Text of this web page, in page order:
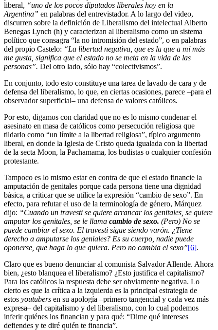
liberal, “uno de los pocos diputados liberales hoy en la
Argentina” en palabras del entrevistador. A lo largo del video,
discurren sobre la definición de Liberalismo del intelectual Alberto
Benegas Lynch (h) y caracterizan al liberalismo como un sistema
político que consagra “la no intromisión del estado”, o en palabras
del propio Castelo: “La libertad negativa, que es la que a mí más
me gusta, significa que el estado no se meta en la vida de las
personas”. Del otro lado, sólo hay “colectivismos”.
En conjunto, todo esto constituye una tarea de lavado de cara y de
defensa del liberalismo, lo que, en ciertas ocasiones, parece –para el
observador superficial– una defensa de valores católicos.
Por esto, digamos con claridad que no es lo mismo condenar el
asesinato en masa de católicos como persecución religiosa que
tildarlo como “un límite a la libertad religiosa”, típico argumento
liberal, en donde la Iglesia de Cristo queda igualada con la libertad
de la secta Moon, la Pachamama, los budistas o cualquier confesión
protestante.
Tampoco es lo mismo estar en contra de que el estado financie la
amputación de genitales porque cada persona tiene una dignidad
básica, a criticar que se utilice la expresión “cambio de sexo”. En
efecto, para refutar el uso de la terminología de género, Márquez
dijo: “Cuando un travesti se quiere arrancar los genitales, se quiere
amputar los genitales, se le llama cambio de sexo. (Pero) No se
puede cambiar el sexo. El travesti sigue siendo varón. ¿Tiene
derecho a amputarse los geniales? Es su cuerpo, nadie puede
oponerse, que haga lo que quiera. Pero no cambia el sexo”[6].
Claro que es bueno denunciar al comunista Salvador Allende. Ahora
bien, ¿esto blanquea el liberalismo? ¿Esto justifica el capitalismo?
Para los católicos la respuesta debe ser obviamente negativa. Lo
cierto es que la crítica a la izquierda es la principal estrategia de
estos youtubers en su apología –primero tangencial y cada vez más
expresa– del capitalismo y del liberalismo, con lo cual podemos
inferir quiénes los financian y para qué: “Dime qué intereses
defiendes y te diré quién te financia”.